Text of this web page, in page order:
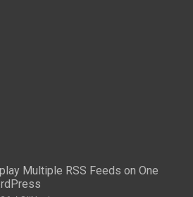
Multiple RSS Feeds on One